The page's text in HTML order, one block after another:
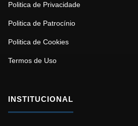
Politica de Privacidade
Politica de Patrocínio
Politica de Cookies
Termos de Uso
INSTITUCIONAL